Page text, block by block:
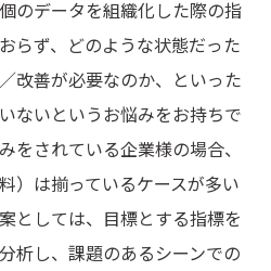
のデータを組織化した際の指
らず、どのような状態だった
改善が必要なのか、といった
ないというお悩みをお持ちで
をされている企業様の場合、
）は揃っているケースが多い
としては、目標とする指標を
析し、課題のあるシーンでの